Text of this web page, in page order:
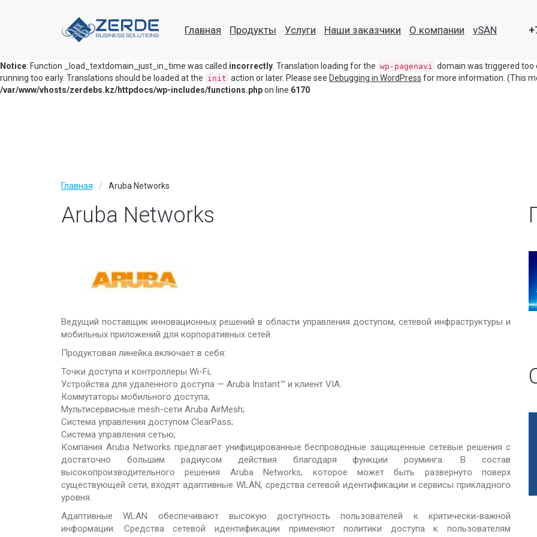
: Function _load_textdomain_just_in_time was called
theme running too early. Translations should be loaded at the init action or later. Please seeDebugging in WordPressfor more information.
/var/www/vhosts/zerdebs.kz/httpdocs/wp-includes/functions.php
Notice: Function _load_textdomain_just_in_time was called incorrectly . Translation loading for the wp-pagenavi domain was triggered too
running too early. Translations should be loaded at the init action or later. Please see Debugging in WordPress for more information. (This
/var/www/vhosts/zerdebs.kz/httpdocs/wp-includes/functions.phpon line 6170
Продукты
Виртуализация
Wan Оптимизация
IT аудит
IT аутсорсинг
Тех. поддержка
Наши заказчики
О компании
Наши партнеры
Вакансии
Контакты
Политика конфиденциальности
Главная Продукты Услуги Наши заказчики О компании vSAN
Главная Aruba Networks
Aruba Networks
Ведущий поставщик инновационных решений в области управления доступом, сетевой инфраструктуры и
мобильных приложений для корпоративных сетей.
Продуктовая линейка включает в себя:
Точки доступа и контроллеры Wi-Fi;
Устройства для удаленного доступа — Aruba Instant™ и клиент VIA.
Коммутаторы мобильного доступа;
Мультисервисные mesh-сети Aruba AirMesh;
Система управления доступом ClearPass;
Система управления сетью;
Компания Aruba Networks предлагает унифицированные беспроводные защищенные сетевые решения с
достаточно большим радиусом действия благодаря функции роуминга. В состав
высокопроизводительного решения Aruba Networks, которое может быть развернуто поверх
существующей сети, входят адаптивные WLAN, средства сетевой идентификации и сервисы прикладного
уровня.
Адаптивные WLAN обеспечивают высокую доступность пользователей к критически-важной
информации. Средства сетевой идентификации применяют политики доступа к пользователям